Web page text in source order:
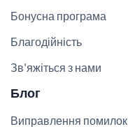
Бонусна програма
Благодійність
Зв'яжіться з нами
Блог
Виправлення помилок